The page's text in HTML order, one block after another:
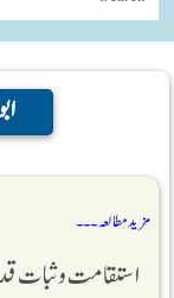
استقامت وثبات
مزید مطالعہ ۔۔۔